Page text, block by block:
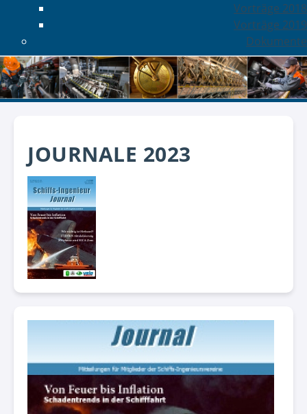
Vorträge 2018
Vorträge 2019
Dokumente
JOURNALE 2023